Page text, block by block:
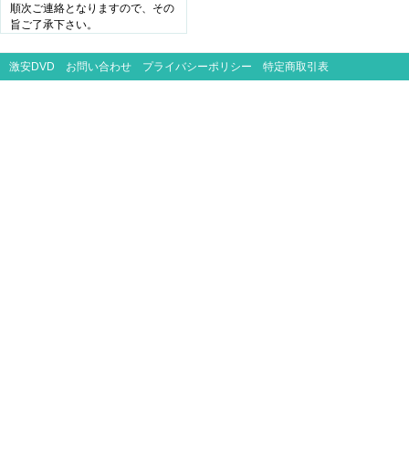
順次ご連絡となりますので、その
旨ご了承下さい。
激安DVD お問い合わせ プライバシーポリシー 特定商取引表